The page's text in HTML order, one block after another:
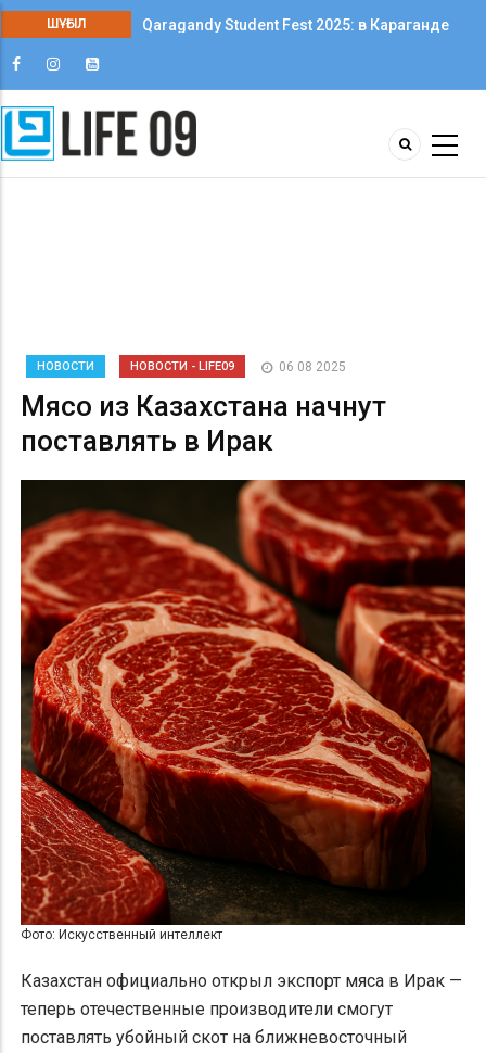
ШҰҒЫЛ
впервые прошёл фестиваль студенческого
НОВОСТИ НОВОСТИ - LIFE09 06 08 2025
Мясо из Казахстана начнут
поставлять в Ирак
Фото: Искусственный интеллект
Казахстан официально открыл экспорт мяса в Ирак —
теперь отечественные производители смогут
поставлять убойный скот на ближневосточный